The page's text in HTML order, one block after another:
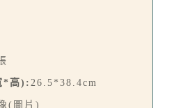
*高): 26.5*38.4cm
(圖片)